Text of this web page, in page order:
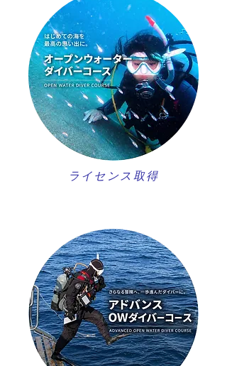
ライセンス取得